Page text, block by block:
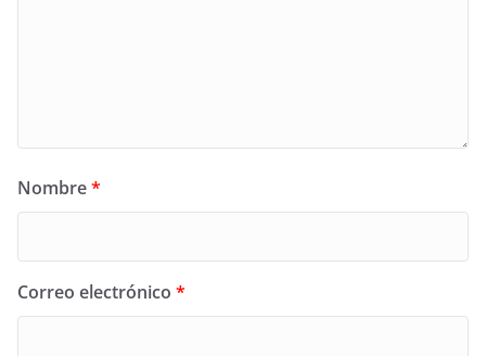
Nombre*
Correo electrónico *